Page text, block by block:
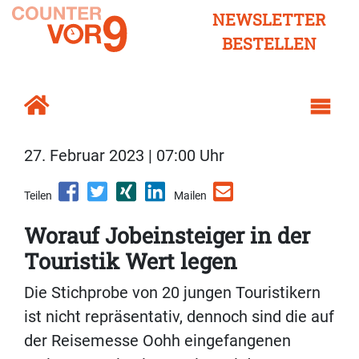
NEWSLETTER
BESTELLEN
27. Februar 2023 | 07:00 Uhr
Teilen Mailen
Worauf Jobeinsteiger in der
Touristik Wert legen
Die Stichprobe von 20 jungen Touristikern
ist nicht repräsentativ, dennoch sind die auf
der Reisemesse Oohh eingefangenen